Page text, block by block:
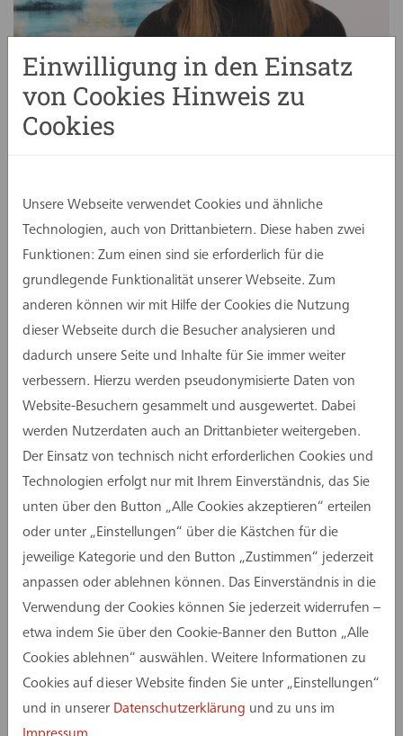
Bildassmann gruppe
Ende des vergangenen Jahres hat Helena
Deutschen Gesellschaft für Nachhaltiges Bauen
(DGNB) zugelassen und zusätzlich im
Bundesregister Nachhaltigkeit eingetragen.
Damit ist die Architektin berechtigt, die
Erfüllbarkeit von Zertifikaten zu prüfen, den
gesamten Zertifizierungsprozess zu koordinieren
und Projekte direkt bei der DGNB einzureichen,
wobei sie den Ablauf von der ersten Analyse bis
zur finalen Einreichung begleitet.
die Begleitung von Zertifizierungen hinaus:
Helena Lauterbach bringt ihr Wissen und ihre
Expertise aus dem DGNB System künftig auch in
Projekte ein, die nicht zertifiziert werden. Ziel ist
es, dort ebenfalls einen strukturierten Ablauf für
nachhaltiges Bauen zu etablieren und so die
Die neue Qualifikation bringt mehr
Einwilligung in den Einsatz
von Cookies Hinweis zu
Cookies
Unsere Webseite verwendet Cookies und ähnliche
Technologien, auch von Drittanbietern. Diese haben zwei
Funktionen: Zum einen sind sie erforderlich für die
grundlegende Funktionalität unserer Webseite. Zum
anderen können wir mit Hilfe der Cookies die Nutzung
dieser Webseite durch die Besucher analysieren und
dadurch unsere Seite und Inhalte für Sie immer weiter
verbessern. Hierzu werden pseudonymisierte Daten von
Website-Besuchern gesammelt und ausgewertet. Dabei
werden Nutzerdaten auch an Drittanbieter weitergeben.
Der Einsatz von technisch nicht erforderlichen Cookies und
Technologien erfolgt nur mit Ihrem Einverständnis, das Sie
unten über den Button „Alle Cookies akzeptieren“ erteilen
oder unter „Einstellungen“ über die Kästchen für die
jeweilige Kategorie und den Button „Zustimmen“ jederzeit
anpassen oder ablehnen können. Das Einverständnis in die
Verwendung der Cookies können Sie jederzeit widerrufen –
etwa indem Sie über den Cookie-Banner den Button „Alle
Cookies ablehnen“ auswählen. Weitere Informationen zu
Cookies auf dieser Website finden Sie unter „Einstellungen“
und in unserer Datenschutzerklärung und zu uns im